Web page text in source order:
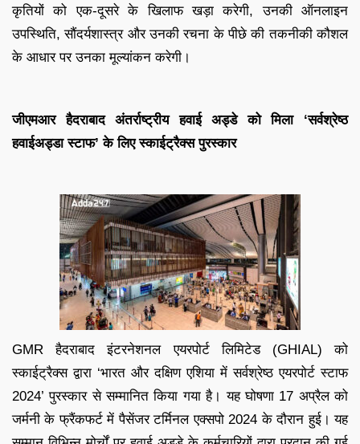
कृतियों को एक-दूसरे के खिलाफ खड़ा करेगी, उनकी ऑनलाइन
उपस्थिति, सौंदर्यशास्त्र और उनकी रचना के पीछे की तकनीकी कौशल
के आधार पर उनका मूल्यांकन करेगी।
जीएमआर हैदराबाद अंतर्राष्ट्रीय हवाई अड्डे को मिला ‘सर्वश्रेष्ठ
हवाईअड्डा स्टाफ’ के लिए स्काईट्रैक्स पुरस्कार
GMR हैदराबाद इंटरनेशनल एयरपोर्ट लिमिटेड (GHIAL) को
स्काईट्रैक्स द्वारा ‘भारत और दक्षिण एशिया में सर्वश्रेष्ठ एयरपोर्ट स्टाफ
2024’ पुरस्कार से सम्मानित किया गया है। यह घोषणा 17 अप्रैल को
जर्मनी के फ्रैंकफर्ट में पैसेंजर टर्मिनल एक्सपो 2024 के दौरान हुई। यह